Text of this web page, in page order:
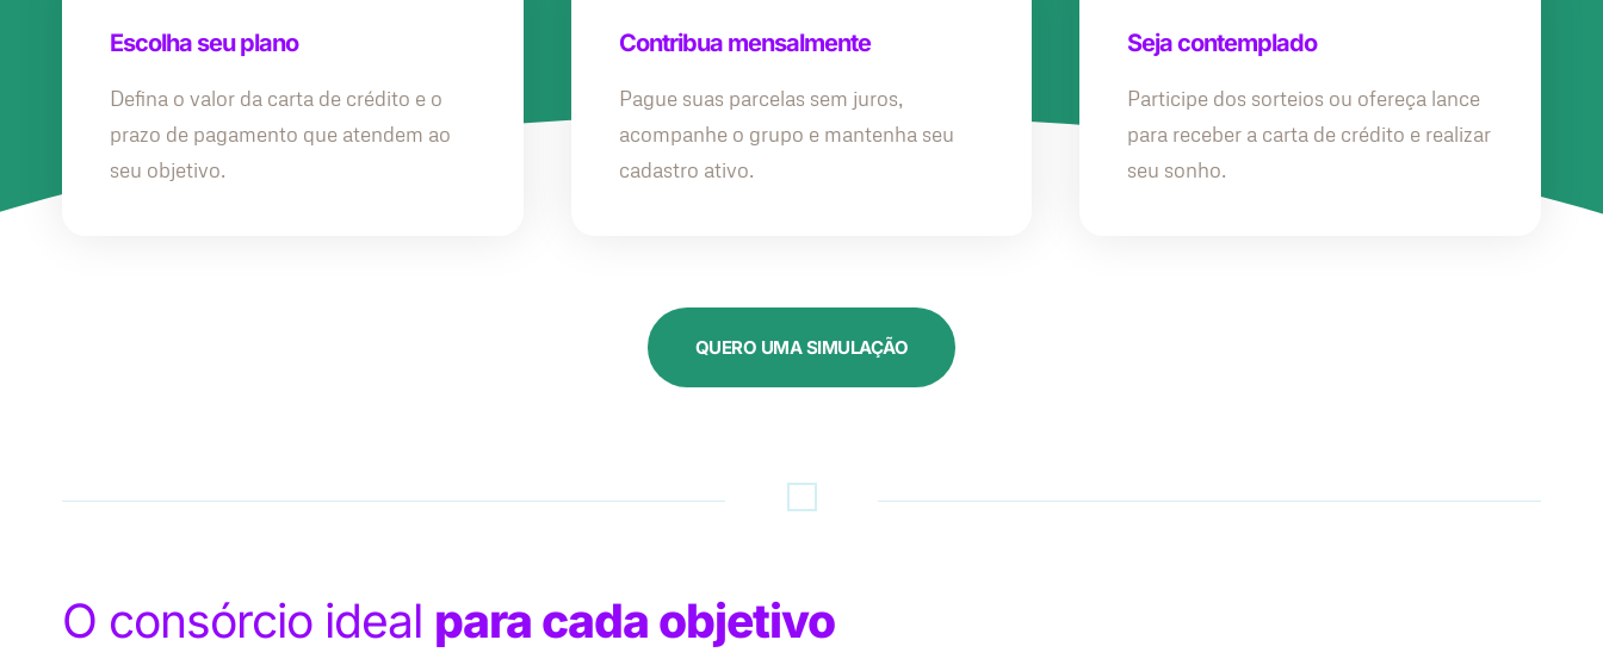
Escolha seu plano
Defina o valor da carta de crédito e o
prazo de pagamento que atendem ao
seu objetivo.
Contribua mensalmente
Pague suas parcelas sem juros,
acompanhe o grupo e mantenha seu
cadastro ativo.
Seja contemplado
Participe dos sorteios ou ofereça lance
para receber a carta de crédito e realizar
seu sonho.
QUERO UMA SIMULAÇÃO
O consórcio ideal para cada objetivo